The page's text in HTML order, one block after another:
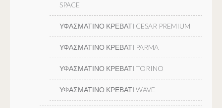
SPACE
ΥΦΑΣΜΑΤΙΝΟ ΚΡΕΒΑΤΙ CESAR PREMIUM
ΥΦΑΣΜΑΤΙΝΟ ΚΡΕΒΑΤΙ PARMA
ΥΦΑΣΜΑΤΙΝΟ ΚΡΕΒΑΤΙ TORINO
ΥΦΑΣΜΑΤΙΝΟ ΚΡΕΒΑΤΙ WAVE